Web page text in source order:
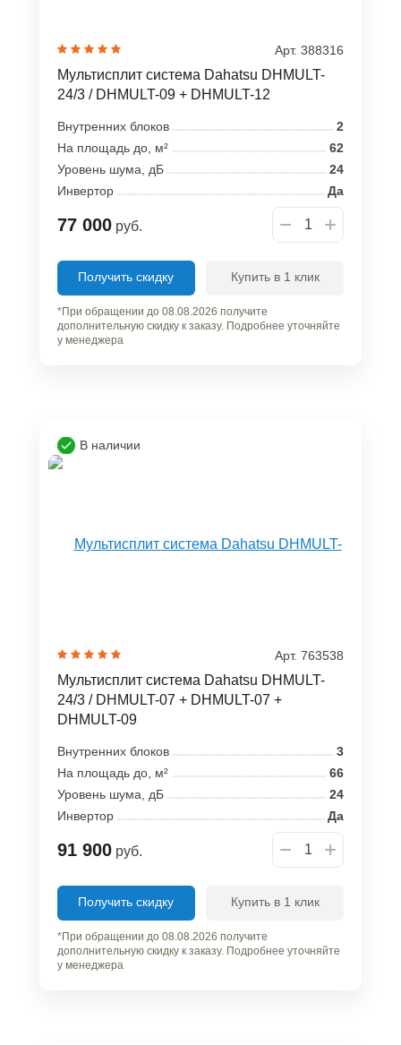
Арт. 388316
Мультисплит система Dahatsu DHMULT-
24/3 / DHMULT-09 + DHMULT-12
Внутренних блоков
2
На площадь до, м²
62
Уровень шума, дБ
24
Инвертор
Да
77 000 руб.
Получить скидку Купить в 1 клик
*При обращении до 08.08.2026 получите
дополнительную скидку к заказу. Подробнее уточняйте
у менеджера
В наличии
Арт. 763538
Мультисплит система Dahatsu DHMULT-
24/3 / DHMULT-07 + DHMULT-07 +
DHMULT-09
Внутренних блоков
3
На площадь до, м²
66
Уровень шума, дБ
24
Инвертор
Да
91 900 руб.
Получить скидку Купить в 1 клик
*При обращении до 08.08.2026 получите
дополнительную скидку к заказу. Подробнее уточняйте
у менеджера